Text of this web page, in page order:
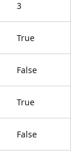
3
True
False
True
False